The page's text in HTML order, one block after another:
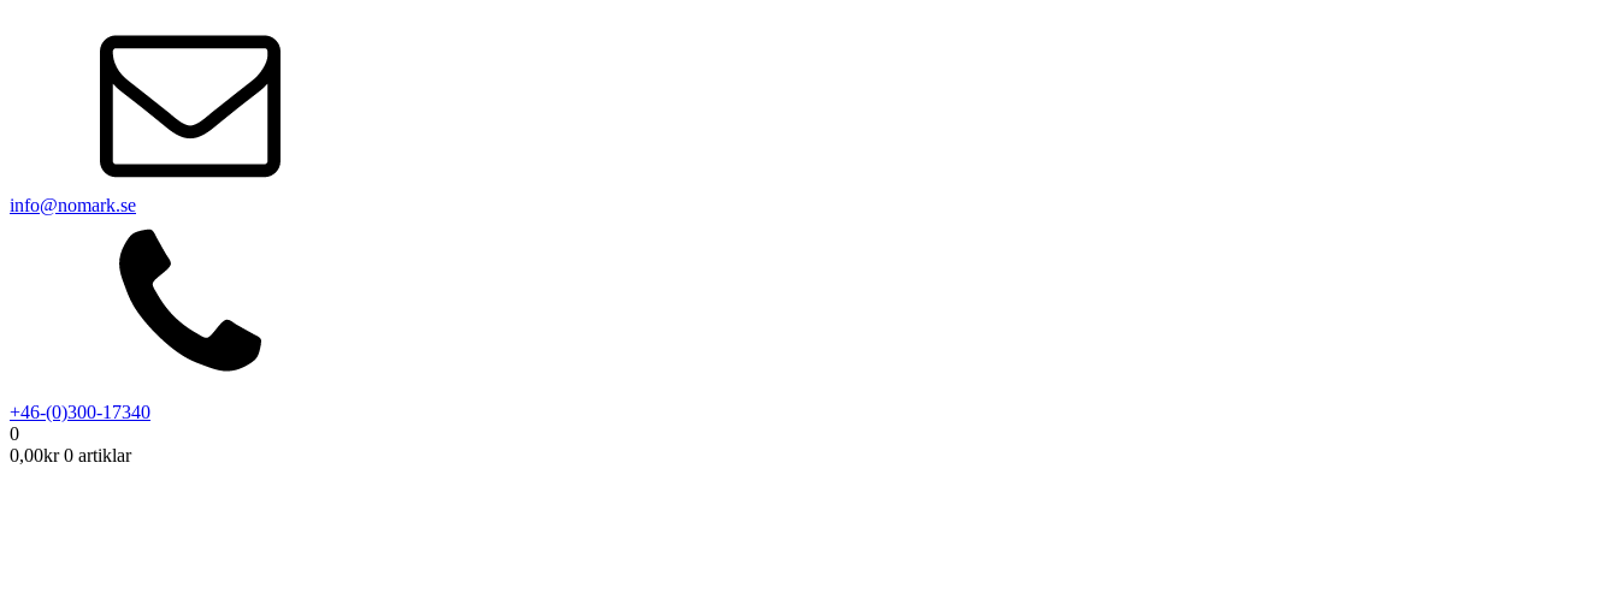
info@nomark.se
+46-(0)300-17340
0
0,00kr 0 artiklar